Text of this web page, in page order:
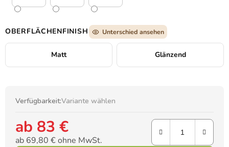
OBERFLÄCHENFINISH Unterschied ansehen
Matt Glänzend
Verfügbarkeit:Variante wählen
ab 83 €
ab 69,80 €ohne MwSt.